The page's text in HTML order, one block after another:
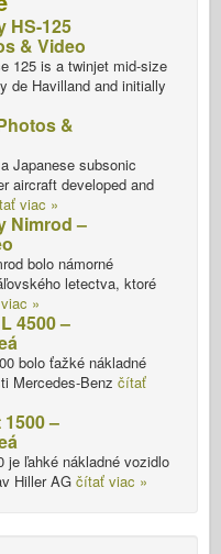
HS-125
& Video
125 is a twinjet mid-size
de Havilland and initially
&
Japanese subsonic
aircraft developed and
viac »
Nimrod –
bolo námorné
letectva, ktoré
»
4500 –
bolo ťažké nákladné
Mercedes-Benz čítať
–
je ľahké nákladné vozidlo
Hiller AG čítať viac »